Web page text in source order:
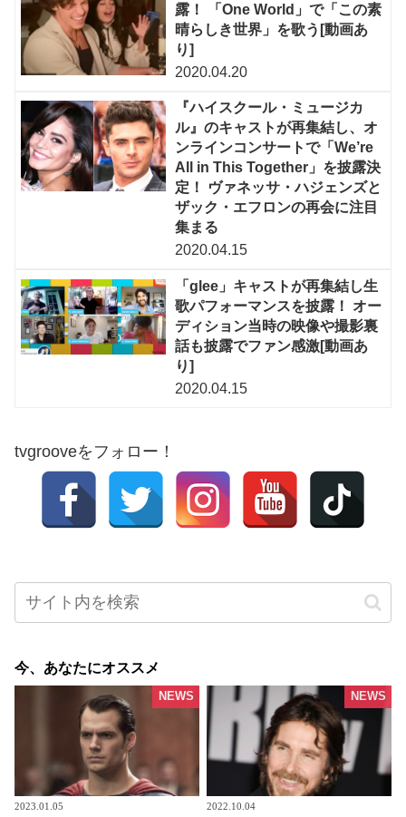
露！ 「One World」で「この素
晴らしき世界」を歌う[動画あ
り]
2020.04.20
『ハイスクール・ミュージカ
ル』のキャストが再集結し、オ
ンラインコンサートで「We’re
All in This Together」を披露決
定！ ヴァネッサ・ハジェンズと
ザック・エフロンの再会に注目
集まる
2020.04.15
「glee」キャストが再集結し生
歌パフォーマンスを披露！ オー
ディション当時の映像や撮影裏
話も披露でファン感激[動画あ
り]
2020.04.15
tvgrooveをフォロー！
今、あなたにオススメ
2023.01.05
NEWS
2022.10.04
NEWS